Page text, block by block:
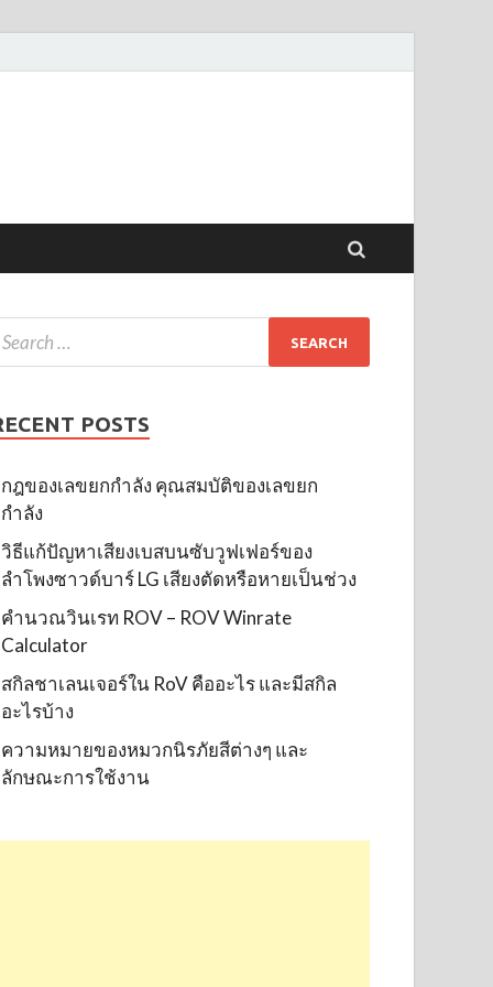
POSTS
กฎของเลขยกกำลัง คุณสมบัติของเลขยก
กำลัง
วิธีแก้ปัญหาเสียงเบสบนซับวูฟเฟอร์ของ
ลำโพงซาวด์บาร์ LG เสียงตัดหรือหายเป็นช่วง
คำนวณวินเรท ROV – ROV Winrate
Calculator
สกิลชาเลนเจอร์ใน RoV คืออะไร และมีสกิล
อะไรบ้าง
ความหมายของหมวกนิรภัยสีต่างๆ และ
ลักษณะการใช้งาน